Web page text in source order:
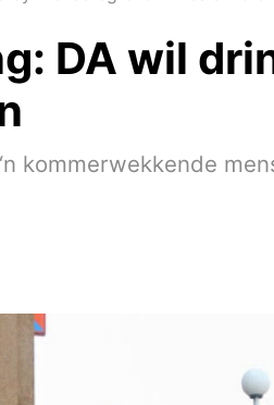
DA wil
kommerwekkende